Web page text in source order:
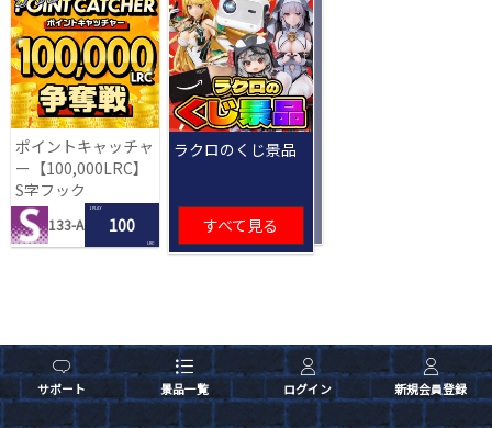
サポート 景品一覧 ログイン 新規会員登録
ポイントキャッチャ
ー【100,000LRC】
S字フック
133-A
1 PLAY
100
LRC
ラクロのくじ景品
すべて見る